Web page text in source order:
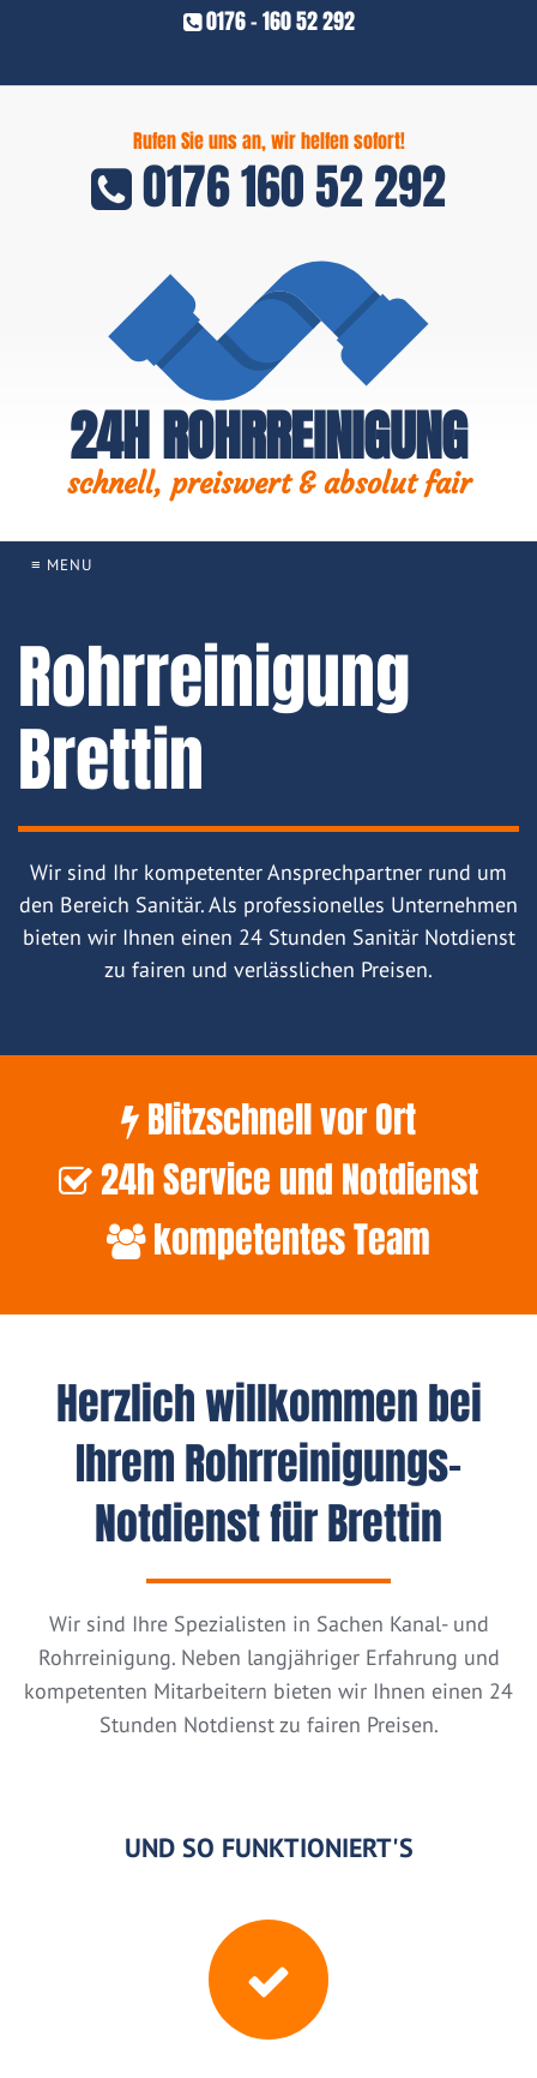
0176 - 160 52 292
Rufen Sie uns an, wir helfen sofort!
0176 160 52 292
24H ROHRREINIGUNG
schnell, preiswert & absolut fair
≡ MENU
Rohrreinigung
Brettin
Wir sind Ihr kompetenter Ansprechpartner rund um
den Bereich Sanitär. Als professionelles Unternehmen
bieten wir Ihnen einen 24 Stunden Sanitär Notdienst
zu fairen und verlässlichen Preisen.
Blitzschnell vor Ort
24h Service und Notdienst
kompetentes Team
Herzlich willkommen bei
Ihrem Rohrreinigungs-
Notdienst für Brettin
Wir sind Ihre Spezialisten in Sachen Kanal- und
Rohrreinigung. Neben langjähriger Erfahrung und
kompetenten Mitarbeitern bieten wir Ihnen einen 24
Stunden Notdienst zu fairen Preisen.
UND SO FUNKTIONIERT'S